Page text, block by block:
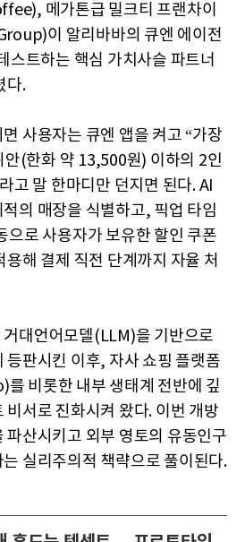
메가톤급 밀크티 프랜차이
이 알리바바의 큐엔 에이전
스트하는 핵심 가치사슬 파트너
다.
사용자는 큐엔 앱을 켜고 “가장
안(한화 약 13,500원) 이하의 2인
고 말 한마디만 던지면 된다. AI
의 매장을 식별하고, 픽업 타임
으로 사용자가 보유한 할인 쿠폰
해 결제 직전 단계까지 자율 처
대언어모델(LLM)을 기반으로
등판시킨 이후, 자사 쇼핑 플랫폼
비롯한 내부 생태계 전반에 깊
비서로 진화시켜 왔다. 이번 개방
파산시키고 외부 영토의 유동인구
실리주의적 책략으로 풀이된다.